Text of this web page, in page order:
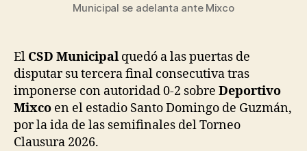
Municipal se adelanta ante Mixco
El CSD Municipal quedó a las puertas de
disputar su tercera final consecutiva tras
imponerse con autoridad 0-2 sobre Deportivo
Mixco en el estadio Santo Domingo de Guzmán,
por la ida de las semifinales del Torneo
Clausura 2026.